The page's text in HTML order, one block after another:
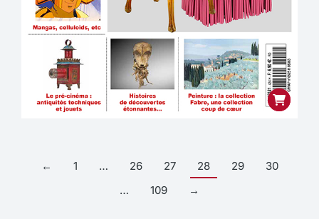
← 1 … 26 27 28 29
30
…
109 →